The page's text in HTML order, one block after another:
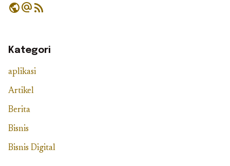
publicalternate_emailrss_feed
Kategori
aplikasi
Artikel
Berita
Bisnis
Bisnis Digital